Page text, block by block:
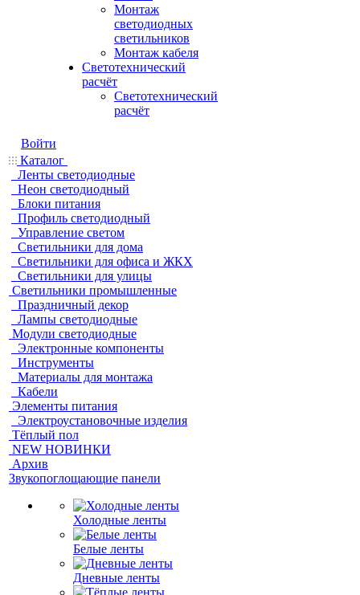
Монтаж
светодиодных
светильников
Монтаж кабеля
Светотехнический
расчёт
Светотехнический
расчёт
Войти
Каталог
Ленты светодиодные
Неон светодиодный
Блоки питания
Профиль светодиодный
Управление светом
Светильники для дома
Светильники для офиса и ЖКХ
Светильники для улицы
Светильники промышленные
Праздничный декор
Лампы светодиодные
Модули светодиодные
Электронные компоненты
Инструменты
Материалы для монтажа
Кабели
Элементы питания
Электроустановочные изделия
Тёплый пол
NEW НОВИНКИ
Архив
Звукопоглощающие панели
Холодные ленты
Белые ленты
Дневные ленты